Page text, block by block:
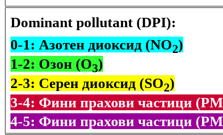
Dominant pollutant (DPI):
0-1: Азотен диоксид (NO2)
1-2: Озон (O3)
2-3: Серен диоксид (SO2)
3-4: Фини прахови частици (PM
4-5: Фини прахови частици (PM